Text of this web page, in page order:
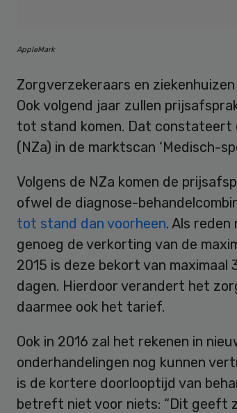
AppleMark
Zorgverzekeraars en
Ook volgend jaar zullen
tot stand komen. Dat
(NZa) in de marktscan ‘Medisch-
Volgens de NZa komen de
ofwel de diagnose-
tot stand dan voorheen. Als reden
genoeg de verkorting van de
2015 is deze bekort van maximaal
dagen. Hierdoor verandert het
daarmee ook het tarief.
Ook in 2016 zal het rekenen in
onderhandelingen nog kunnen
is de kortere doorlooptijd van
betreft niet voor niets: “Dit geeft